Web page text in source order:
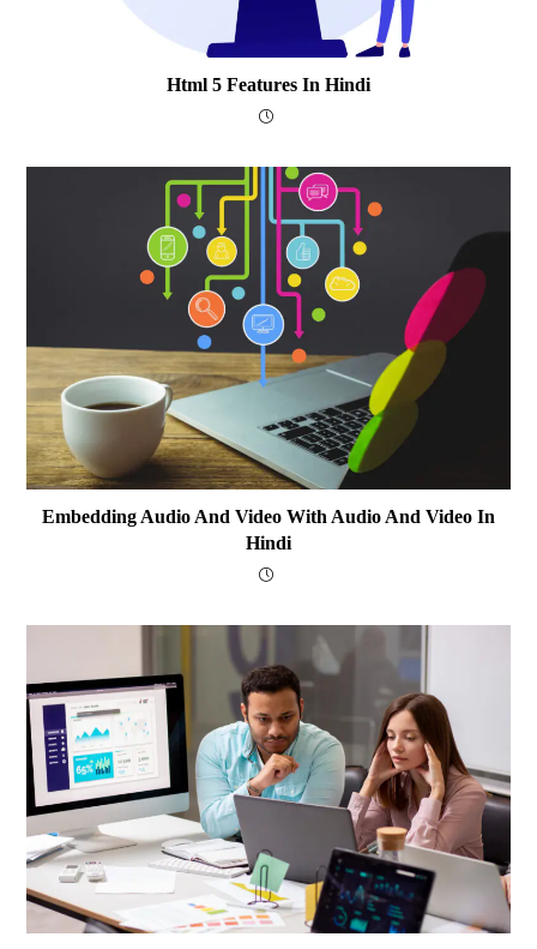
Html 5 Features In Hindi
Embedding Audio And Video With Audio And Video In
Hindi